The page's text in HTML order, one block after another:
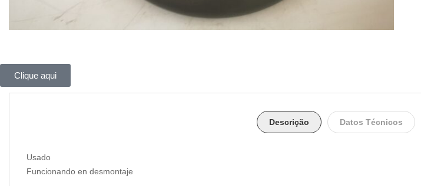
Clique aqui
Descrição Datos Técnicos
Usado
Funcionando en desmontaje